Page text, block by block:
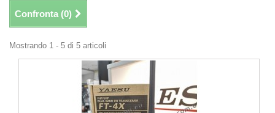
Confronta (0)
Mostrando 1 - 5 di 5 articoli